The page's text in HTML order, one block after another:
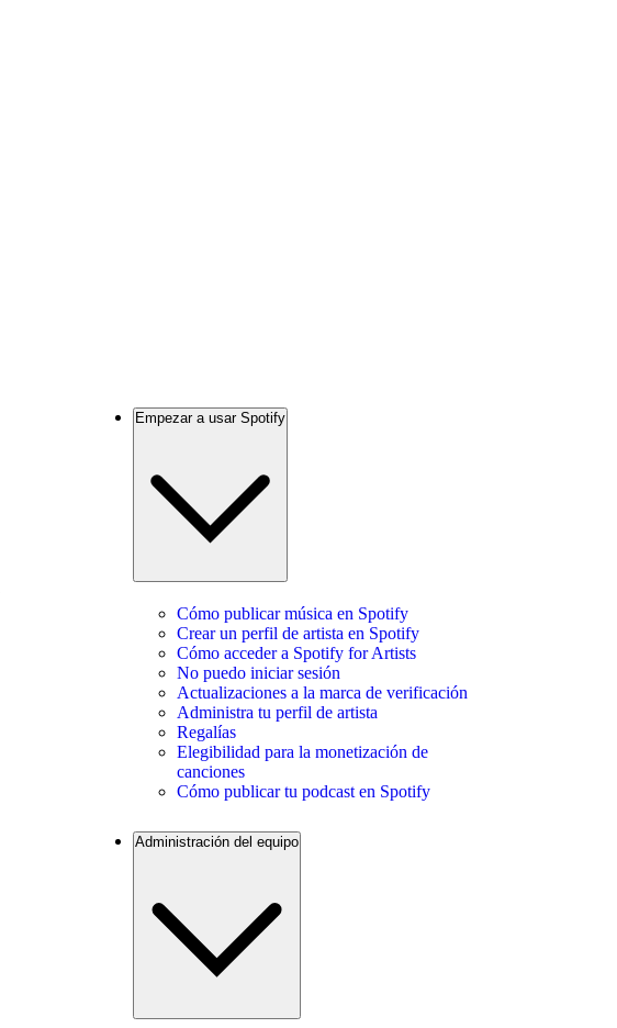
Empezar a usar Spotify
Cómo publicar música en Spotify
Crear un perfil de artista en Spotify
Cómo acceder a Spotify for Artists
No puedo iniciar sesión
Actualizaciones a la marca de verificación
Administra tu perfil de artista
Regalías
Elegibilidad para la monetización de
canciones
Cómo publicar tu podcast en Spotify
Administración del equipo